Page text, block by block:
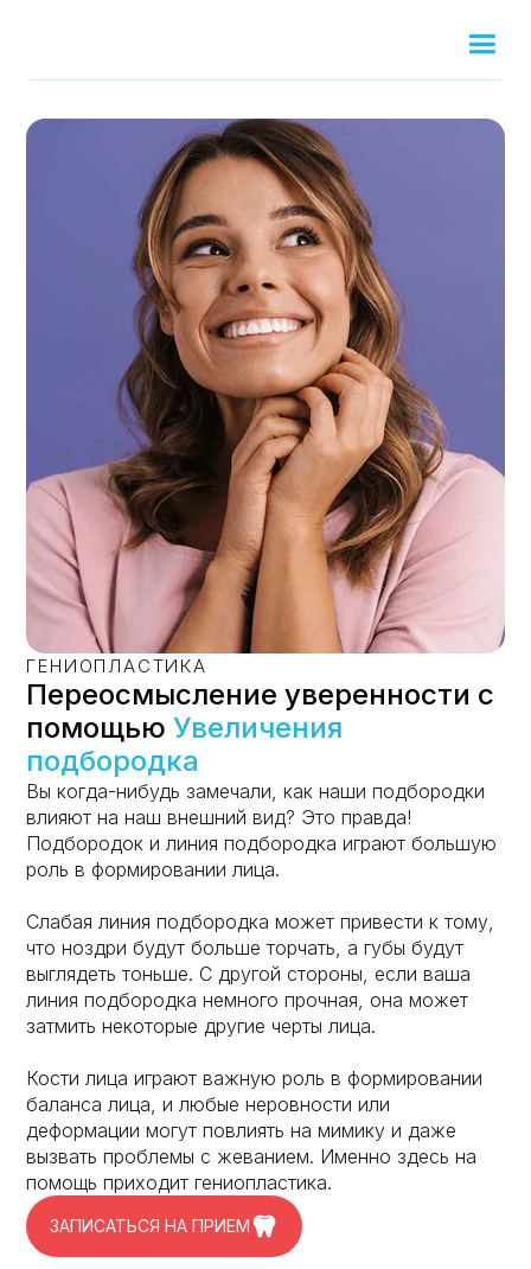
ГЕНИОПЛАСТИКА
Переосмысление уверенности с
помощьюУвеличения
подбородка
Вы когда-нибудь замечали, как наши подбородки
влияют на наш внешний вид? Это правда!
Подбородок и линия подбородка играют большую
роль в формировании лица.
Слабая линия подбородка может привести к тому,
что ноздри будут больше торчать, а губы будут
выглядеть тоньше. С другой стороны, если ваша
линия подбородка немного прочная, она может
затмить некоторые другие черты лица.
Кости лица играют важную роль в формировании
баланса лица, и любые неровности или
деформации могут повлиять на мимику и даже
вызвать проблемы с жеванием. Именно здесь на
помощь приходит гениопластика.
ЗАПИСАТЬСЯ НА ПРИЕМ